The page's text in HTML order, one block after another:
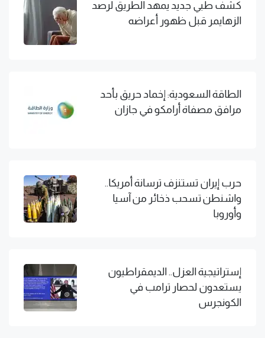
كشف طبي جديد يمهد الطريق لرصد
الزهايمر قبل ظهور أعراضه
الطاقة السعودية: إخماد حريق بأحد
مرافق مصفاة أرامكو في جازان
حرب إيران تستنزف ترسانة أمريكا..
واشنطن تسحب ذخائر من آسيا
وأوروبا
إستراتيجية العزل.. الديمقراطيون
يستعدون لحصار ترامب في
الكونجرس